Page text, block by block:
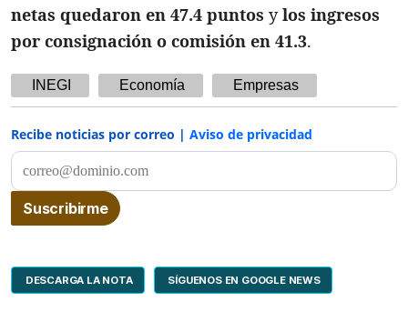
netas quedaron en 47.4 puntos ylos ingresos
por consignación o comisión en 41.3.
INEGI Economía Empresas
Recibe noticias por correo | Aviso de privacidad
DESCARGA LA NOTA SÍGUENOS EN GOOGLE NEWS